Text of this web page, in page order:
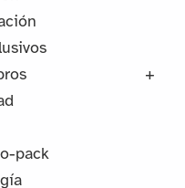
+
pack